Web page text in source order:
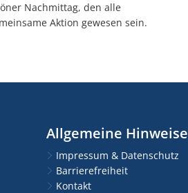
Nachmittag, den alle
Aktion gewesen sein.
Allgemeine Hinweise
Impressum & Datenschutz
Barrierefreiheit
Kontakt